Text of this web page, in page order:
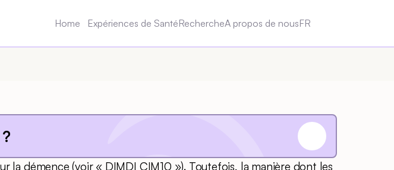
Home Expériences de SantéRechercheA propos de nousFR
la démence (voir « DIMDI CIM10 »). Toutefois, la manière dont les